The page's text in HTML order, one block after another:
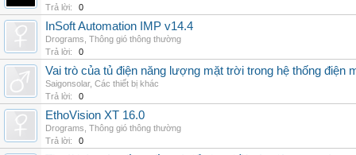
Trả lời:
0
InSoft Automation IMP v14.4
Drograms Thông gió thông thường
Trả lời:
0
Vai trò của tủ điện năng lượng mặt trời trong hệ thống điện
Saigonsolar, Các thiết bị khác
Trả lời:
0
EthoVision XT 16.0
Drograms Thông gió thông thường
Trả lời:
0